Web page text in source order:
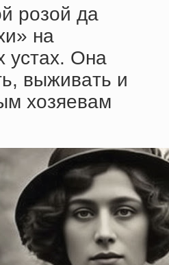
poзoй дa
нa
уcтax. Oнa
выживaть и
xoзяeвaм